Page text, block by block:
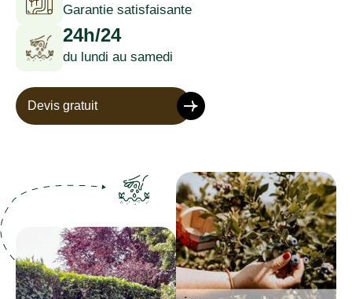
Garantie satisfaisante
24h/24
du lundi au samedi
Devis gratuit